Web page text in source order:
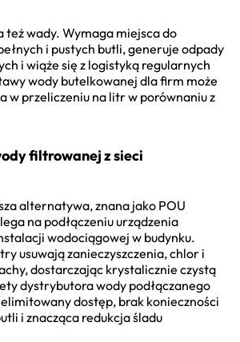
też wady. Wymaga miejsca do
i pustych butli, generuje odpady
i wiąże się z logistyką regularnych
wody butelkowanej dla firm może
w przeliczeniu na litr w porównaniu z
filtrowanej z sieci
alternatywa, znana jako POU
na podłączeniu urządzenia
wodociągowej w budynku.
usuwają zanieczyszczenia, chlor i
dostarczając krystalicznie czystą
dystrybutora wody podłączanego
dostęp, brak konieczności
i znacząca redukcja śladu